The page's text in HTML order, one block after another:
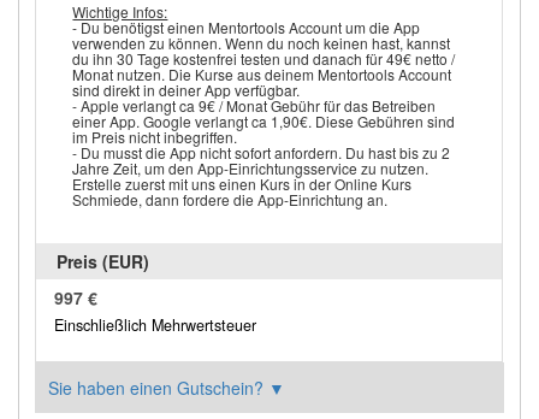
Wichtige Infos:
- Du benötigst einen Mentortools Account um die App
verwenden zu können. Wenn du noch keinen hast, kannst
du ihn 30 Tage kostenfrei testen und danach für 49€ netto /
Monat nutzen. Die Kurse aus deinem Mentortools Account
sind direkt in deiner App verfügbar.
- Apple verlangt ca 9€ / Monat Gebühr für das Betreiben
einer App. Google verlangt ca 1,90€. Diese Gebühren sind
im Preis nicht inbegriffen.
- Du musst die App nicht sofort anfordern. Du hast bis zu 2
Jahre Zeit, um den App-Einrichtungsservice zu nutzen.
Erstelle zuerst mit uns einen Kurs in der Online Kurs
Schmiede, dann fordere die App-Einrichtung an.
997 €
Einschließlich Mehrwertsteuer
Sie haben einen Gutschein? ▼